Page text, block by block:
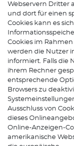
Webservern Dritter
und dort für einen
Cookies kann es
Cookies im
werden die Nutzer
informiert. Falls die
ihrem Rechner
entsprechende
Browsers zu
Ausschluss von
dieses
Online-Anzeigen-
amerikanische